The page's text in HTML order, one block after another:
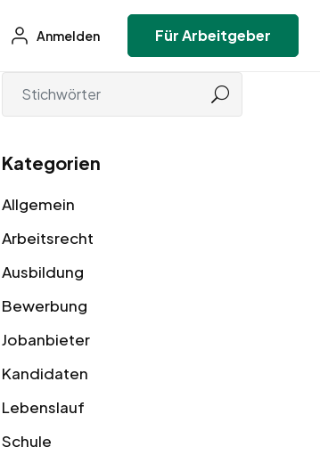
Anmelden Für Arbeitgeber
Kategorien
Allgemein
Arbeitsrecht
Ausbildung
Bewerbung
Jobanbieter
Kandidaten
Lebenslauf
Schule